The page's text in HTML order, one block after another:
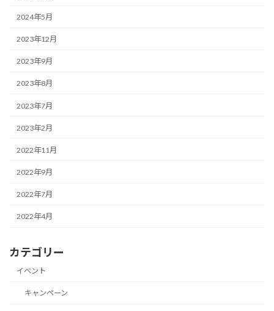
2024年5月
2023年12月
2023年9月
2023年8月
2023年7月
2023年2月
2022年11月
2022年9月
2022年7月
2022年4月
カテゴリー
イベント
キャンペーン